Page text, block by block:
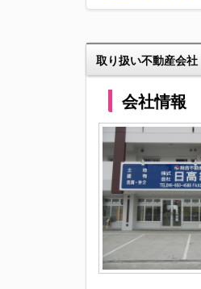
取り扱い不動産会社
会社情報